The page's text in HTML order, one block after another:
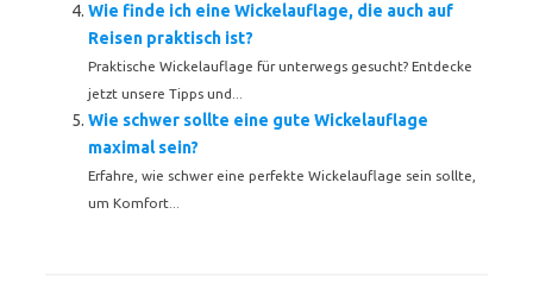
Wie finde ich eine Wickelauflage, die auch auf
Reisen praktisch ist?
Praktische Wickelauflage für unterwegs gesucht? Entdecke
jetzt unsere Tipps und...
Wie schwer sollte eine gute Wickelauflage
maximal sein?
Erfahre, wie schwer eine perfekte Wickelauflage sein sollte,
um Komfort...